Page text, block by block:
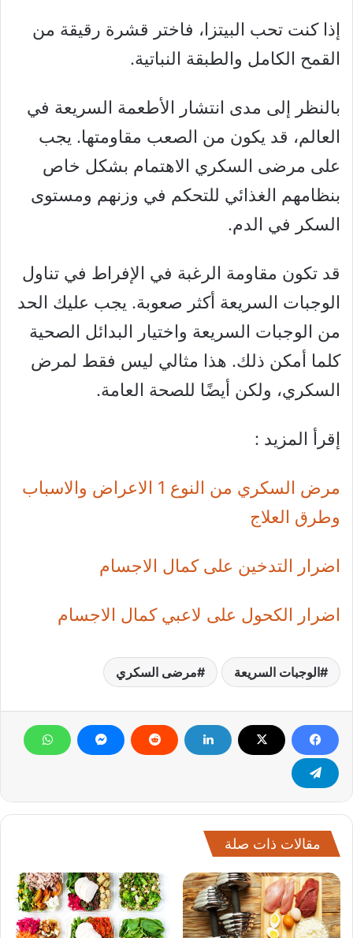
إذا كنت تحب البيتزا، فاختر قشرة رقيقة من
القمح الكامل والطبقة النباتية.
بالنظر إلى مدى انتشار الأطعمة السريعة في
العالم، قد يكون من الصعب مقاومتها. يجب
على مرضى السكري الاهتمام بشكل خاص
بنظامهم الغذائي للتحكم في وزنهم ومستوى
السكر في الدم.
قد تكون مقاومة الرغبة في الإفراط في تناول
الوجبات السريعة أكثر صعوبة. يجب عليك الحد
من الوجبات السريعة واختيار البدائل الصحية
كلما أمكن ذلك. هذا مثالي ليس فقط لمرض
السكري، ولكن أيضًا للصحة العامة.
إقرأ المزيد :
مرض السكري من النوع 1 الاعراض والاسباب
وطرق العلاج
اضرار التدخين على كمال الاجسام
اضرار الكحول على لاعبي كمال الاجسام
الوجبات السريعة مرضى السكري
مقالات ذات صلة